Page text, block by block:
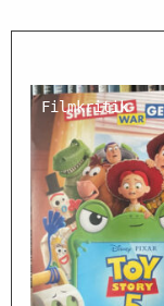
Filmkritik